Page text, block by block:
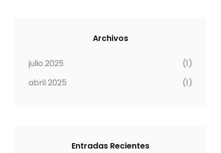
Archivos
julio 2025
(1)
abril 2025
(1)
Entradas Recientes